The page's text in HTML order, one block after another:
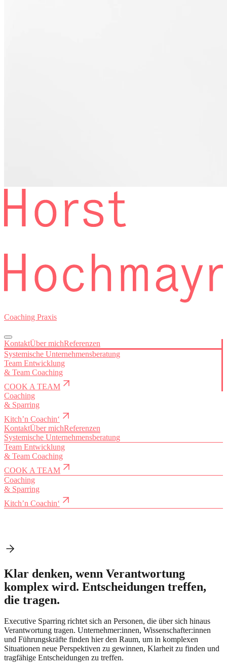
Coaching Praxis
KontaktÜber michReferenzen
Systemische Unternehmensberatung
Team Entwicklung
& Team Coaching
COOK A TEAM
Coaching
& Sparring
Kitch’n Coachin‘
KontaktÜber michReferenzen
Systemische Unternehmensberatung
Team Entwicklung
& Team Coaching
COOK A TEAM
Coaching
& Sparring
Kitch’n Coachin‘
Klar denken, wenn Verantwortung
komplex wird. Entscheidungen treffen,
die tragen.
Executive Sparring richtet sich an Personen, die über sich hinaus
Verantwortung tragen. Unternehmer:innen, Wissenschafter:innen
und Führungskräfte finden hier den Raum, um in komplexen
Situationen neue Perspektiven zu gewinnen, Klarheit zu finden und
tragfähige Entscheidungen zu treffen.